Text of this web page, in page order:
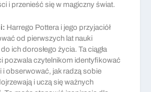
i przenieść się w magiczny świat.
Harrego Pottera i jego przyjaciół
od pierwszych lat nauki
ich dorosłego życia. Ta ciągła
pozwala czytelnikom identyfikować
i obserwować, jak radzą sobie
i uczą się ważnych